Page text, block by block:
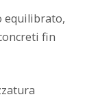
equilibrato,
fin